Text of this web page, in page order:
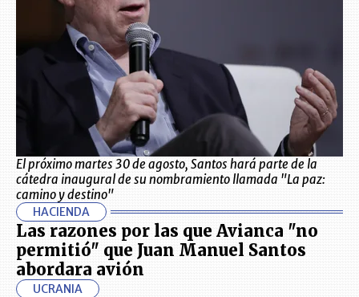
El próximo martes 30 de agosto, Santos hará parte de la
cátedra inaugural de su nombramiento llamada "La paz:
camino y destino"
HACIENDA
Las razones por las que Avianca "no
permitió" que Juan Manuel Santos
abordara avión
UCRANIA